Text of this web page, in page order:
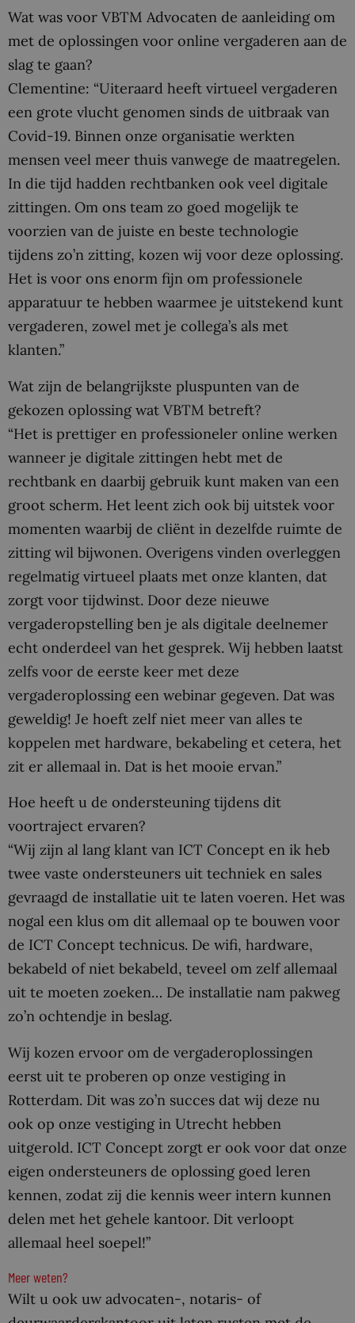
Wat was voor VBTM Advocaten de aanleiding om
met de oplossingen voor online vergaderen aan de
slag te gaan?
Clementine: “Uiteraard heeft virtueel vergaderen
een grote vlucht genomen sinds de uitbraak van
Covid-19. Binnen onze organisatie werkten
mensen veel meer thuis vanwege de maatregelen.
In die tijd hadden rechtbanken ook veel digitale
zittingen. Om ons team zo goed mogelijk te
voorzien van de juiste en beste technologie
tijdens zo’n zitting, kozen wij voor deze oplossing.
Het is voor ons enorm fijn om professionele
apparatuur te hebben waarmee je uitstekend kunt
vergaderen, zowel met je collega’s als met
klanten.”
Wat zijn de belangrijkste pluspunten van de
gekozen oplossing wat VBTM betreft?
“Het is prettiger en professioneler online werken
wanneer je digitale zittingen hebt met de
rechtbank en daarbij gebruik kunt maken van een
groot scherm. Het leent zich ook bij uitstek voor
momenten waarbij de cliënt in dezelfde ruimte de
zitting wil bijwonen. Overigens vinden overleggen
regelmatig virtueel plaats met onze klanten, dat
zorgt voor tijdwinst. Door deze nieuwe
vergaderopstelling ben je als digitale deelnemer
echt onderdeel van het gesprek. Wij hebben laatst
zelfs voor de eerste keer met deze
vergaderoplossing een webinar gegeven. Dat was
geweldig! Je hoeft zelf niet meer van alles te
koppelen met hardware, bekabeling et cetera, het
zit er allemaal in. Dat is het mooie ervan.”
Hoe heeft u de ondersteuning tijdens dit
voortraject ervaren?
“Wij zijn al lang klant van ICT Concept en ik heb
twee vaste ondersteuners uit techniek en sales
gevraagd de installatie uit te laten voeren. Het was
nogal een klus om dit allemaal op te bouwen voor
de ICT Concept technicus. De wifi, hardware,
bekabeld of niet bekabeld, teveel om zelf allemaal
uit te moeten zoeken… De installatie nam pakweg
zo’n ochtendje in beslag.
Wij kozen ervoor om de vergaderoplossingen
eerst uit te proberen op onze vestiging in
Rotterdam. Dit was zo’n succes dat wij deze nu
ook op onze vestiging in Utrecht hebben
uitgerold. ICT Concept zorgt er ook voor dat onze
eigen ondersteuners de oplossing goed leren
kennen, zodat zij die kennis weer intern kunnen
delen met het gehele kantoor. Dit verloopt
allemaal heel soepel!”
Meer weten?
Wilt u ook uw advocaten-, notaris- of